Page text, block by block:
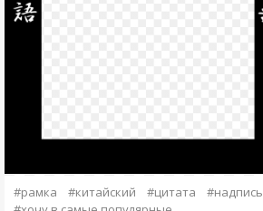
#рамка #китайский #цитата
#надпись